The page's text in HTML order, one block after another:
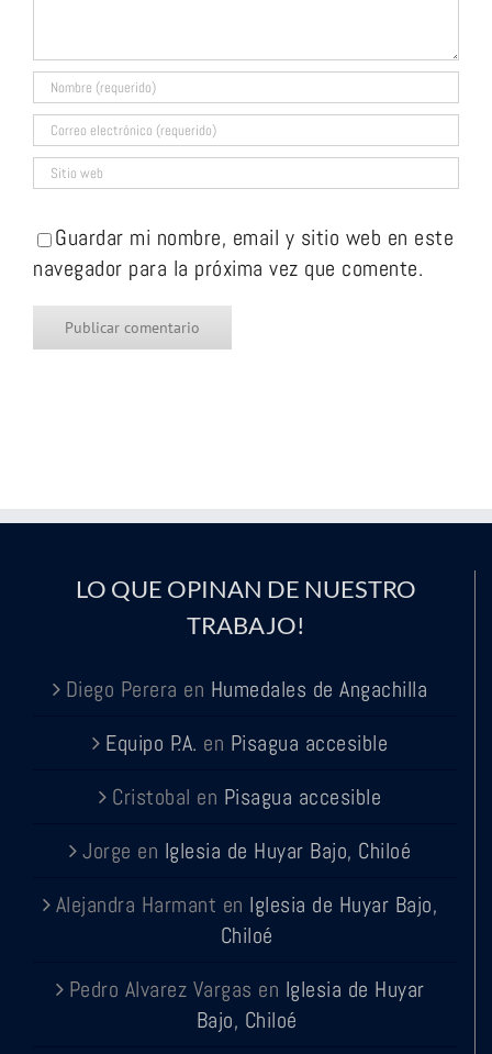
Guardar mi nombre, email y sitio web en este
navegador para la próxima vez que comente.
LO QUE OPINAN DE NUESTRO
TRABAJO!
Diego Perera en Humedales de Angachilla
Equipo P.A. en Pisagua accesible
Cristobal en Pisagua accesible
Jorge en Iglesia de Huyar Bajo, Chiloé
Alejandra Harmant en Iglesia de Huyar Bajo,
Chiloé
Pedro Alvarez Vargas en Iglesia de Huyar
Bajo, Chiloé